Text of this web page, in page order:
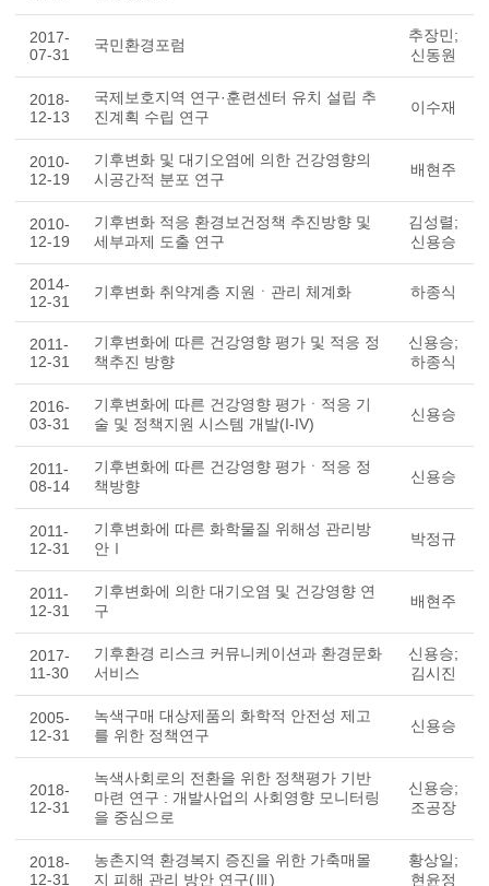
2017-
07-31
국민환경포럼
추장민;
신동원
2018-
12-13
국제보호지역 연구·훈련센터 유치 설립 추
진계획 수립 연구
이수재
2010-
12-19
기후변화 및 대기오염에 의한 건강영향의
시공간적 분포 연구
배현주
2010-
12-19
기후변화 적응 환경보건정책 추진방향 및
세부과제 도출 연구
김성렬;
신용승
2014-
12-31
기후변화 취약계층 지원ㆍ관리 체계화 하종식
2011-
12-31
기후변화에 따른 건강영향 평가 및 적응 정
책추진 방향
신용승;
하종식
2016-
03-31
기후변화에 따른 건강영향 평가ㆍ적응 기
술 및 정책지원 시스템 개발(I-IV)
신용승
2011-
08-14
기후변화에 따른 건강영향 평가ㆍ적응 정
책방향
신용승
2011-
12-31
기후변화에 따른 화학물질 위해성 관리방
안Ⅰ
박정규
2011-
12-31
기후변화에 의한 대기오염 및 건강영향 연
구
배현주
2017-
11-30
기후환경 리스크 커뮤니케이션과 환경문화
서비스
신용승;
김시진
2005-
12-31
녹색구매 대상제품의 화학적 안전성 제고
를 위한 정책연구
신용승
2018-
12-31
녹색사회로의 전환을 위한 정책평가 기반
마련 연구 : 개발사업의 사회영향 모니터링
을 중심으로
신용승;
조공장
2018-
12-31
농촌지역 환경복지 증진을 위한 가축매몰
지 피해 관리 방안 연구(Ⅲ)
황상일;
현윤정